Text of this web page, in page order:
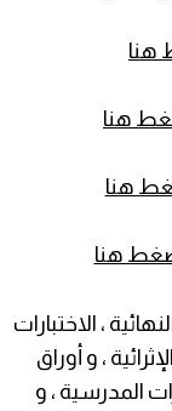
هنا
هنا
هنا
هنا
، الاختبارات
، و أوراق
المدرسية ، و